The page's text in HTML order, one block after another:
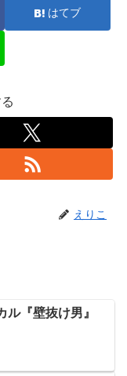
はてブ
えりこ
ル『壁抜け男』